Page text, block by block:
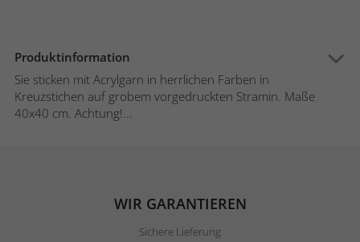
Produktinformation
Sie sticken mit Acrylgarn in herrlichen Farben in
Kreuzstichen auf grobem vorgedruckten Stramin. Maße
40x40 cm. Achtung!...
WIR GARANTIEREN
Sichere Lieferung